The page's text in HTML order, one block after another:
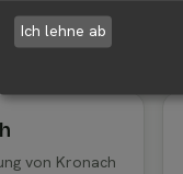
96317 Kronach
von Kronach
Ich lehne ab